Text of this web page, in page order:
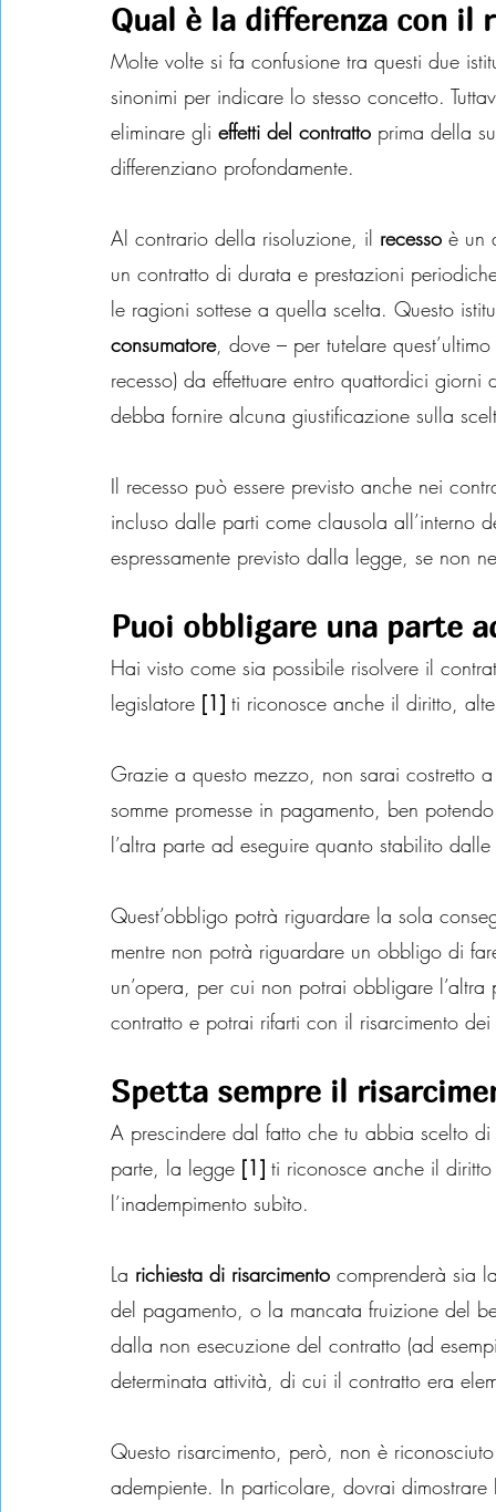
Qual è la differenza con il
Molte volte si fa confusione tra questi due
sinonimi per indicare lo stesso concetto.
eliminare gli effetti del contratto prima della
differenziano profondamente.
Al contrario della risoluzione, il recesso è un
un contratto di durata e prestazioni
le ragioni sottese a quella scelta. Questo
consumatore, dove – per tutelare
recesso) da effettuare entro quattordici
debba fornire alcuna giustificazione sulla
Il recesso può essere previsto anche nei
incluso dalle parti come clausola all’interno
espressamente previsto dalla legge, se non
Puoi obbligare una parte
Hai visto come sia possibile risolvere il
legislatore [1] ti riconosce anche il diritto,
Grazie a questo mezzo, non sarai costretto
somme promesse in pagamento, ben
l’altra parte ad eseguire quanto stabilito
Quest’obbligo potrà riguardare la sola
mentre non potrà riguardare un obbligo di
un’opera, per cui non potrai obbligare
contratto e potrai rifarti con il risarcimento
Spetta sempre il
A prescindere dal fatto che tu abbia scelto
parte, la legge [1] ti riconosce anche il
l’inadempimento subìto.
La richiesta di risarcimento comprenderà sia
del pagamento, o la mancata fruizione del
dalla non esecuzione del contratto (ad
determinata attività, di cui il contratto era
Questo risarcimento, però, non è
adempiente. In particolare, dovrai dimostrare